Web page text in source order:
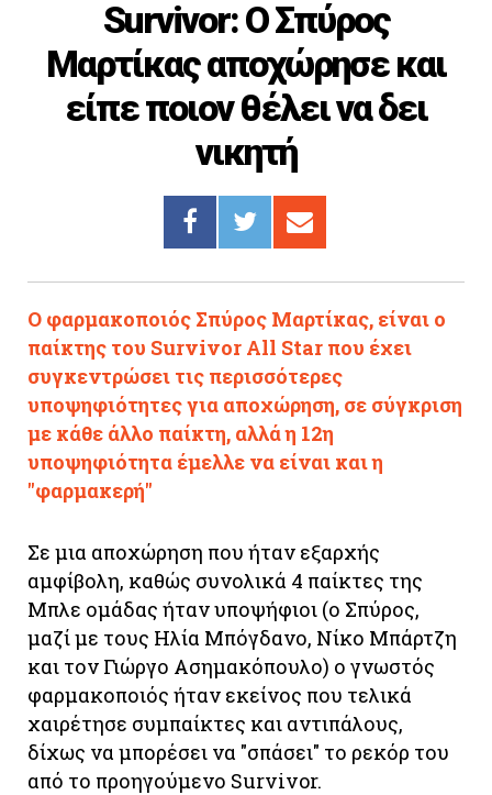
ΣΥΝΔΕΣΜΟΙ
Survivor: Ο Σπύρος
Μαρτίκας αποχώρησε και
είπε ποιον θέλει να δει
νικητή
O φαρμακοποιός Σπύρος Μαρτίκας, είναι ο
παίκτης του Survivor All Star που έχει
συγκεντρώσει τις περισσότερες
υποψηφιότητες για αποχώρηση, σε σύγκριση
με κάθε άλλο παίκτη, αλλά η 12η
υποψηφιότητα έμελλε να είναι και η
"φαρμακερή"
Σε μια αποχώρηση που ήταν εξαρχής
αμφίβολη, καθώς συνολικά 4 παίκτες της
Μπλε ομάδας ήταν υποψήφιοι (ο Σπύρος,
μαζί με τους Ηλία Μπόγδανο, Νίκο Μπάρτζη
και τον Γιώργο Ασημακόπουλο) ο γνωστός
φαρμακοποιός ήταν εκείνος που τελικά
χαιρέτησε συμπαίκτες και αντιπάλους,
δίχως να μπορέσει να "σπάσει" το ρεκόρ του
από το προηγούμενο Survivor.